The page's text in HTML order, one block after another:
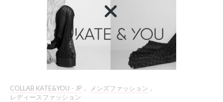
COLLAB KATE&YOU - JP , メンズファッション ,
レディースファッション